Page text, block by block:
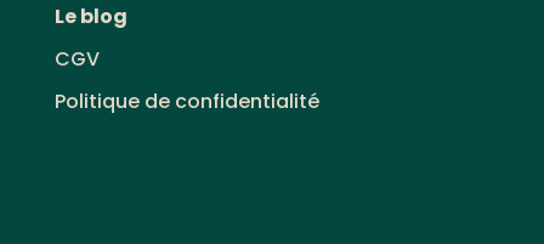
Le blog
CGV
Politique de confidentialité